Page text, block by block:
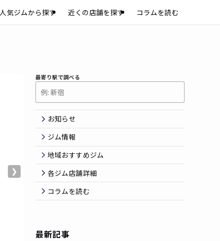
人気ジムから探す 近くの店舗を探す コラムを読む
❯
最寄り駅で調べる
お知らせ
ジム情報
地域おすすめジム
各ジム店舗詳細
コラムを読む
最新記事